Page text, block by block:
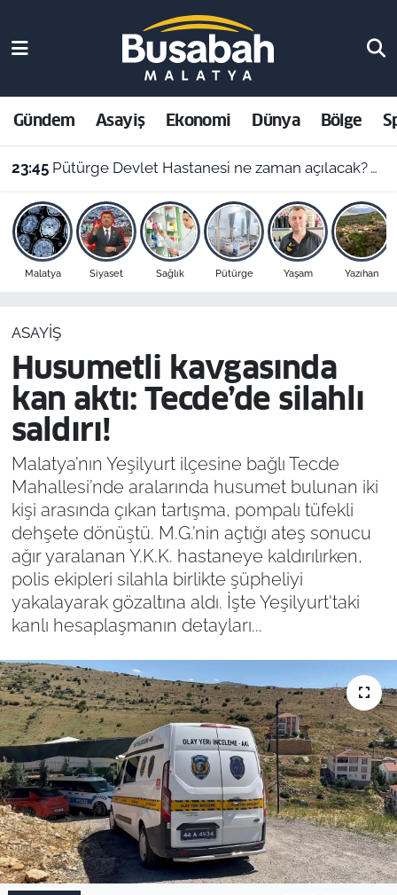
Gündem Asayiş Ekonomi Dünya Bölge
23:45 Pütürge Devlet Hastanesi ne zaman açılacak? Vali Yavuz açıkladı
Malatya Siyaset Sağlık Pütürge Yaşam Yazıhan
ASAYIŞ
Husumetli kavgasında
kan aktı: Tecde’de silahlı
saldırı!
Malatya’nın Yeşilyurt ilçesine bağlı Tecde
Mahallesi’nde aralarında husumet bulunan iki
kişi arasında çıkan tartışma, pompalı tüfekli
dehşete dönüştü. M.G.’nin açtığı ateş sonucu
ağır yaralanan Y.K.K. hastaneye kaldırılırken,
polis ekipleri silahla birlikte şüpheliyi
yakalayarak gözaltına aldı. İşte Yeşilyurt'taki
kanlı hesaplaşmanın detayları...
Asayiş
Ekonomi
Dünya
Bölge
Resmi İlanlar
Malatya Nöbetçi Eczaneler
Malatya Hava Durumu
Malatya Namaz Vakitleri
Malatya Trafik Yoğunluk Haritası
Süper Lig Puan Durumu ve Fikstür
Son Dakika Haberleri
Haber Arşivi